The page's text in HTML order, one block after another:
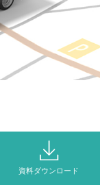
資料ダウンロード